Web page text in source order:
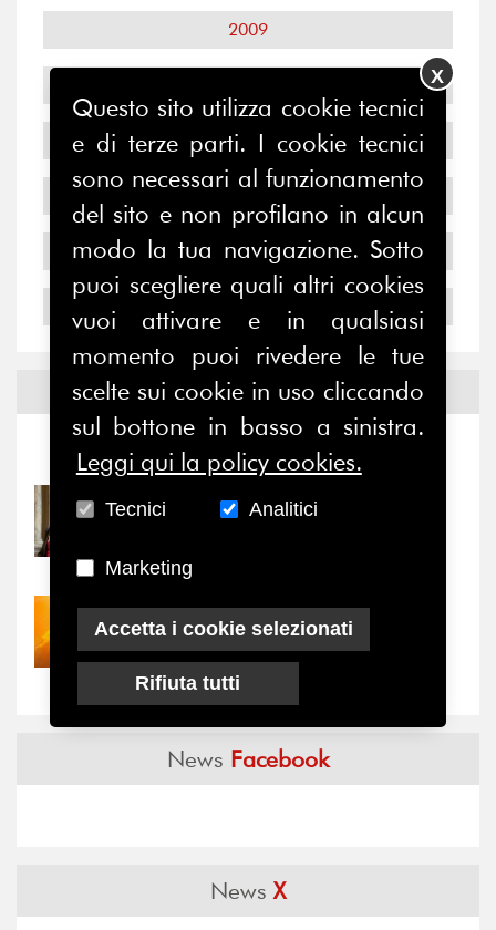
2009
2007
2005
Notizie edEventi
Notizie-
31/07/2026
il valore di...
30/07/2026
Nove anni dopo la
“grande cecità”: la...
News Facebook
NewsX
Questo sito utilizza cookie tecnici
e di terze parti. I cookie tecnici
sono necessari al funzionamento
del sito e non profilano in alcun
modo la tua navigazione. Sotto
puoi scegliere quali altri cookies
vuoi attivare e in qualsiasi
momento puoi rivedere le tue
scelte sui cookie in uso cliccando
sul bottone in basso a sinistra.
Leggi qui la policy cookies.
Tecnici Analitici
Marketing
Accetta i cookie selezionati
Rifiuta tutti
X